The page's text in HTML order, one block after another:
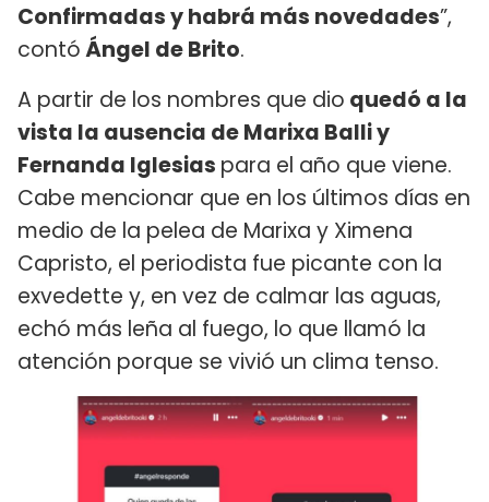
Confirmadas y habrá más novedades”,
contóÁngel de Brito.
A partir de los nombres que dio quedó a la
vista la ausencia de Marixa Balli y
Fernanda Iglesias para el año que viene.
Cabe mencionar que en los últimos días en
medio de la pelea de Marixa y Ximena
Capristo, el periodista fue picante con la
exvedette y, en vez de calmar las aguas,
echó más leña al fuego, lo que llamó la
atención porque se vivió un clima tenso.